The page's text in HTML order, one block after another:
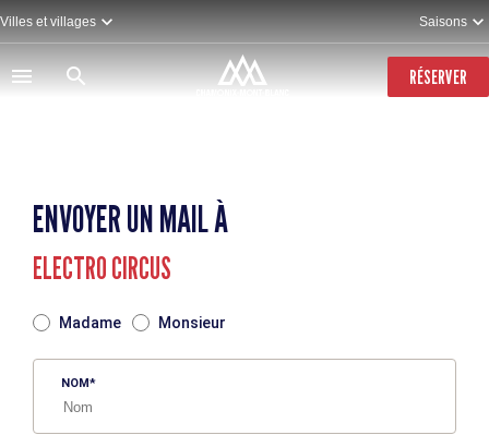
Aller
au
contenu
principal
Villes et villages Saisons
RÉSERVER
ENVOYER UN MAIL À
ELECTRO CIRCUS
Madame Monsieur
NOM